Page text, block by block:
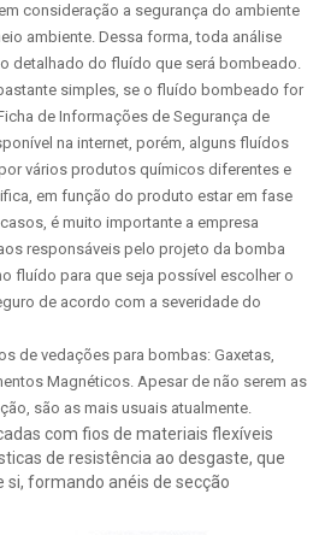
consideração a segurança do ambiente
ambiente. Dessa forma, toda análise
detalhado do fluído que será bombeado.
simples, se o fluído bombeado for
de Informações de Segurança de
na internet, porém, alguns fluídos
vários produtos químicos diferentes e
em função do produto estar em fase
é muito importante a empresa
responsáveis pelo projeto da bomba
fluído para que seja possível escolher o
de acordo com a severidade do
de vedações para bombas: Gaxetas,
Magnéticos. Apesar de não serem as
são as mais usuais atualmente.
com fios de materiais flexíveis
de resistência ao desgaste, que
si, formando anéis de secção